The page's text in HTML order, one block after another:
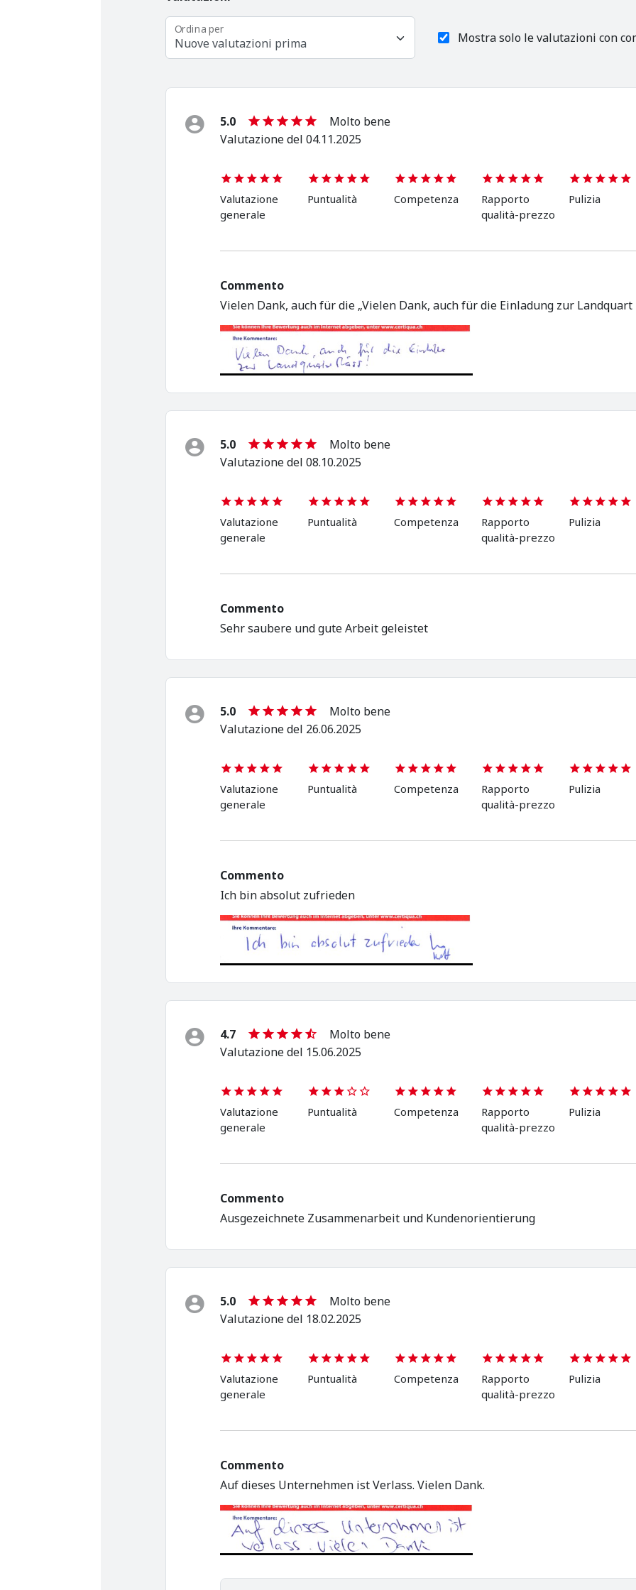
Nuove valutazioni prima
Ordina per
Mostra solo le valutazioni con
5.0
Molto bene
Valutazione del 04.11.2025
Valutazione
generale
Puntualità Competenza
Rapporto
qualità-prezzo
Pulizia
Commento
Vielen Dank, auch für die „Vielen Dank, auch für die Einladung zur Landquart
5.0
Molto bene
Valutazione del 08.10.2025
Valutazione
generale
Puntualità Competenza
Rapporto
qualità-prezzo
Pulizia
Commento
Sehr saubere und gute Arbeit geleistet
5.0
Molto bene
Valutazione del 26.06.2025
Valutazione
generale
Puntualità Competenza
Rapporto
qualità-prezzo
Pulizia
Commento
Ich bin absolut zufrieden
4.7
Molto bene
Valutazione del 15.06.2025
Valutazione
generale
Puntualità Competenza
Rapporto
qualità-prezzo
Pulizia
Commento
Ausgezeichnete Zusammenarbeit und Kundenorientierung
5.0
Molto bene
Valutazione del 18.02.2025
Valutazione
generale
Puntualità Competenza
Rapporto
qualità-prezzo
Pulizia
Commento
Auf dieses Unternehmen ist Verlass. Vielen Dank.